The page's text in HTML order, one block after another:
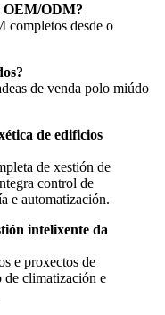
OEM/ODM?
desde o
de venda polo miúdo
de edificios
de xestión de
control de
e automatización.
intelixente da
e proxectos de
de climatización e